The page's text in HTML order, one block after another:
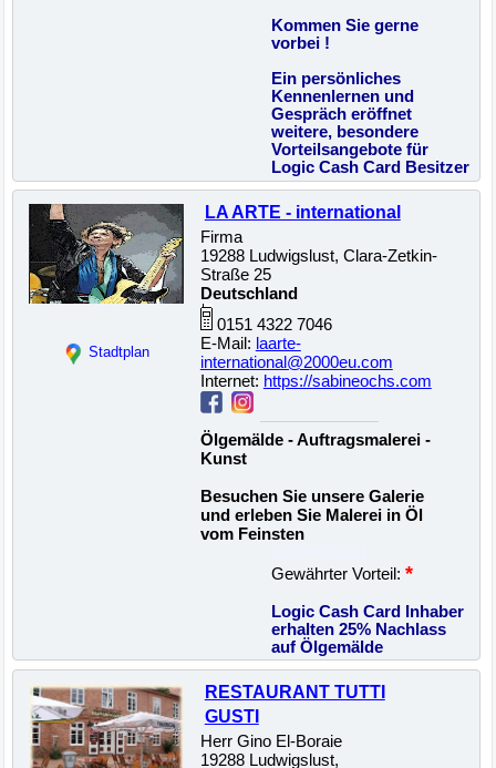
Kommen Sie gerne
vorbei !
Ein persönliches
Kennenlernen und
Gespräch eröffnet
weitere, besondere
Vorteilsangebote für
Logic Cash Card Besitzer
Stadtplan
LA ARTE - international
Firma
19288 Ludwigslust, Clara-Zetkin-
Straße 25
Deutschland
0151 4322 7046
E-Mail: laarte-
international@2000eu.com
Internet: https://sabineochs.com
Ölgemälde - Auftragsmalerei -
Kunst
Besuchen Sie unsere Galerie
und erleben Sie Malerei in Öl
vom Feinsten
Gewährter Vorteil: *
Logic Cash Card Inhaber
erhalten 25% Nachlass
auf Ölgemälde
RESTAURANT TUTTI
GUSTI
Herr Gino El-Boraie
19288 Ludwigslust,